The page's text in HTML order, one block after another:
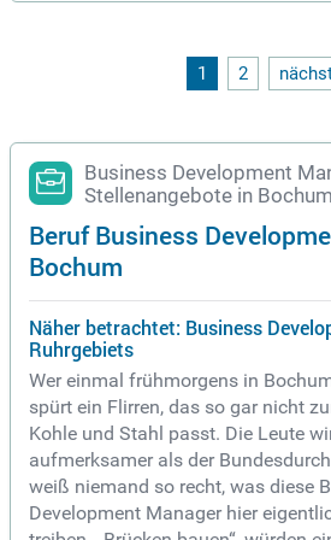
1 2
Business Development
Stellenangebote in Bochum
Beruf Business
Bochum
Näher betrachtet: Business
Ruhrgebiets
Wer einmal frühmorgens in
spürt ein Flirren, das so gar nicht
Kohle und Stahl passt. Die Leute
aufmerksamer als der
weiß niemand so recht, was diese
Development Manager hier